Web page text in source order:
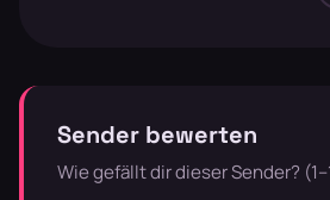
Sender bewerten
Wie gefällt dir dieser Sender?